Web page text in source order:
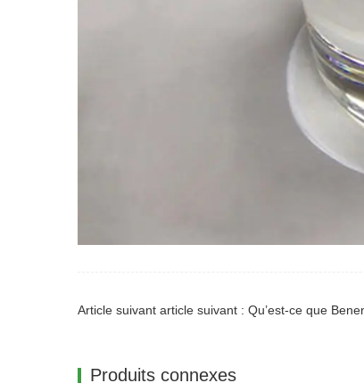
Article suivant article suivant : Qu’est-ce que
Produits connexes